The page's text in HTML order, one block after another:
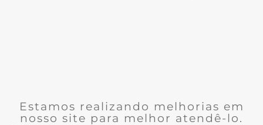
Estamos realizando melhorias em
nosso site para melhor atendê-lo.